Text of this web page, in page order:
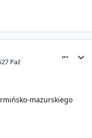
27 Paź
mazurskiego